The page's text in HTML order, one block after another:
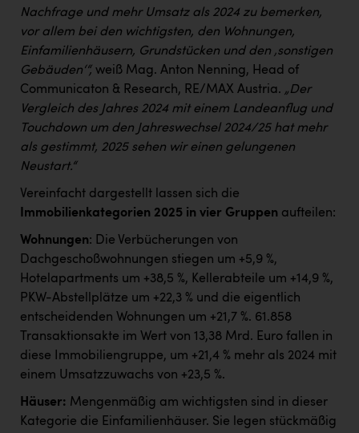
Nachfrage und mehr Umsatz als 2024 zu bemerken,
vor allem bei den wichtigsten, den Wohnungen,
Einfamilienhäusern, Grundstücken und den ‚sonstigen
Gebäuden‘“, weiß Mag. Anton Nenning, Head of
Communicaton & Research, RE/MAX Austria. „Der
Vergleich des Jahres 2024 mit einem Landeanflug und
Touchdown um den Jahreswechsel 2024/25 hat mehr
als gestimmt, 2025 sehen wir einen gelungenen
Neustart.“
Vereinfacht dargestellt lassen sich die
Immobilienkategorien 2025 in vier Gruppen aufteilen:
Wohnungen: Die Verbücherungen von
Dachgeschoßwohnungen stiegen um +5,9 %,
Hotelapartments um +38,5 %, Kellerabteile um +14,9 %,
PKW-Abstellplätze um +22,3 % und die eigentlich
entscheidenden Wohnungen um +21,7 %. 61.858
Transaktionsakte im Wert von 13,38 Mrd. Euro fallen in
diese Immobiliengruppe, um +21,4 % mehr als 2024 mit
einem Umsatzzuwachs von +23,5 %.
Häuser: Mengenmäßig am wichtigsten sind in dieser
Kategorie die Einfamilienhäuser. Sie legen stückmäßig